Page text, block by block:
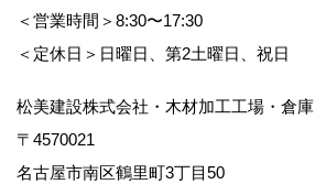
＜営業時間＞8:30〜17:30
＜定休日＞日曜日、第2土曜日、祝日
松美建設株式会社・木材加工工場・倉庫
〒4570021
名古屋市南区鶴里町3丁目50